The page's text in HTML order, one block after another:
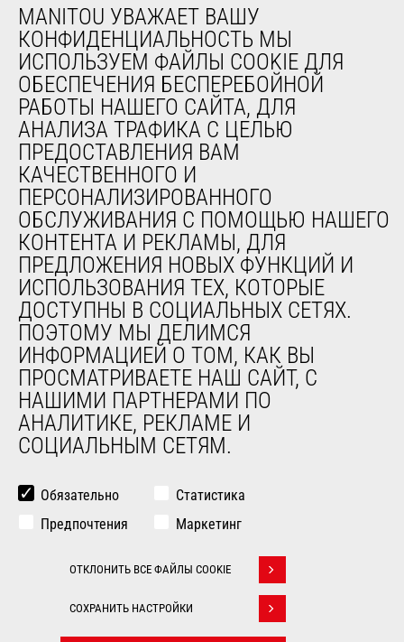
Контракты на техническое обслуживание
Запасные части
Система удаленного мониторинга
Программное обеспечение для диагностики и
обслуживания
Обучение
Подержанное оборудование
О НАС
Компания
Контакты
Юридическая информация
Мероприятия
Новости
История
General Terms and Conditions of Sale
ДРУГИЕ САЙТЫ ГРУППЫ
Manitou Group
Used Manitou Machines
Gehl
© 2026
Юридическая
Politique de
protection des données
MANITOU УВАЖАЕТ ВАШУ
КОНФИДЕНЦИАЛЬНОСТЬ МЫ
ИСПОЛЬЗУЕМ ФАЙЛЫ COOKIE ДЛЯ
ОБЕСПЕЧЕНИЯ БЕСПЕРЕБОЙНОЙ
РАБОТЫ НАШЕГО САЙТА, ДЛЯ
АНАЛИЗА ТРАФИКА С ЦЕЛЬЮ
ПРЕДОСТАВЛЕНИЯ ВАМ
КАЧЕСТВЕННОГО И
ПЕРСОНАЛИЗИРОВАННОГО
ОБСЛУЖИВАНИЯ С ПОМОЩЬЮ НАШЕГО
КОНТЕНТА И РЕКЛАМЫ, ДЛЯ
ПРЕДЛОЖЕНИЯ НОВЫХ ФУНКЦИЙ И
ИСПОЛЬЗОВАНИЯ ТЕХ, КОТОРЫЕ
ДОСТУПНЫ В СОЦИАЛЬНЫХ СЕТЯХ.
ПОЭТОМУ МЫ ДЕЛИМСЯ
ИНФОРМАЦИЕЙ О ТОМ, КАК ВЫ
ПРОСМАТРИВАЕТЕ НАШ САЙТ, С
НАШИМИ ПАРТНЕРАМИ ПО
АНАЛИТИКЕ, РЕКЛАМЕ И
СОЦИАЛЬНЫМ СЕТЯМ.
Обязательно
Статистика
Предпочтения
Маркетинг
ОТКЛОНИТЬ ВСЕ ФАЙЛЫ COOKIE
СОХРАНИТЬ НАСТРОЙКИ